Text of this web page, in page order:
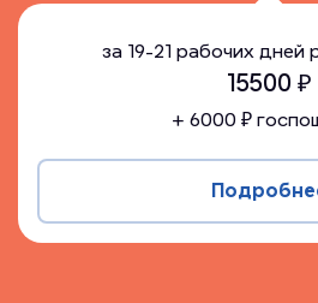
за 19-21 рабочих дней
15500₽
+ 6000₽